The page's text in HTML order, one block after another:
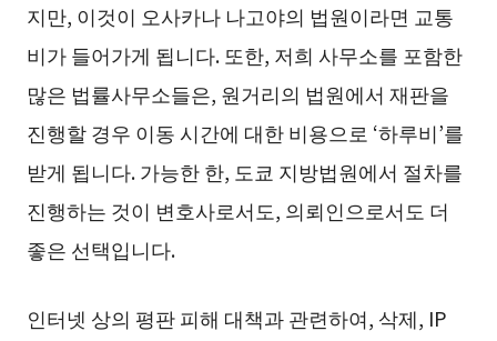
지만, 이것이 오사카나 나고야의 법원이라면 교통
비가 들어가게 됩니다. 또한, 저희 사무소를 포함한
많은 법률사무소들은, 원거리의 법원에서 재판을
진행할 경우 이동 시간에 대한 비용으로 ‘하루비’를
받게 됩니다. 가능한 한, 도쿄 지방법원에서 절차를
진행하는 것이 변호사로서도, 의뢰인으로서도 더
좋은 선택입니다.
인터넷 상의 평판 피해 대책과 관련하여, 삭제, IP